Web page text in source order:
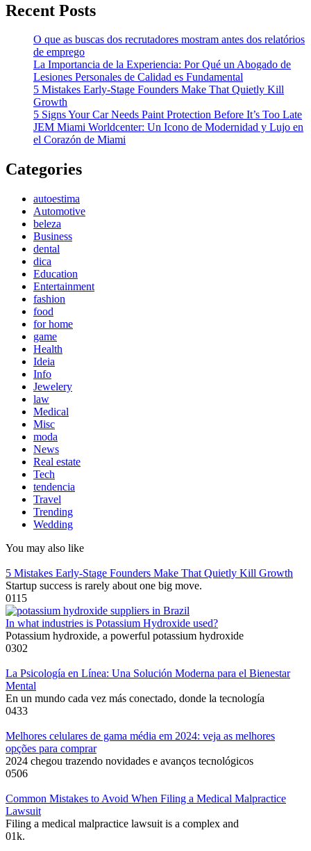
Recent Posts
O que as buscas dos recrutadores mostram antes dos relatórios
de emprego
La Importancia de la Experiencia: Por Qué un Abogado de
Lesiones Personales de Calidad es Fundamental
5 Mistakes Early-Stage Founders Make That Quietly Kill
Growth
5 Signs Your Car Needs Paint Protection Before It’s Too Late
JEM Miami Worldcenter: Un Icono de Modernidad y Lujo en
el Corazón de Miami
Categories
autoestima
Automotive
beleza
Business
dental
dica
Education
Entertainment
fashion
food
for home
game
Health
Ideia
Info
Jewelery
law
Medical
Misc
moda
News
Real estate
Tech
tendencia
Travel
Trending
Wedding
You may also like
5 Mistakes Early-Stage Founders Make That Quietly Kill Growth
Startup success is rarely about one big move.
0115
In what industries is Potassium Hydroxide used?
Potassium hydroxide, a powerful potassium hydroxide
0302
La Psicología en Línea: Una Solución Moderna para el Bienestar
Mental
En un mundo cada vez más conectado, donde la tecnología
0433
Melhores celulares de gama média em 2024: veja as melhores
opções para comprar
2024 chegou trazendo novidades e avanços tecnológicos
0506
Common Mistakes to Avoid When Filing a Medical Malpractice
Lawsuit
Filing a medical malpractice lawsuit is a complex and
01k.